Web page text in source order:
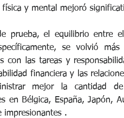
y mental mejoró
prueba, el equilibrio entre
se volvió
con las tareas y
financiera y las
mejor la cantidad
en Bélgica, España, Japón,
impresionantes .